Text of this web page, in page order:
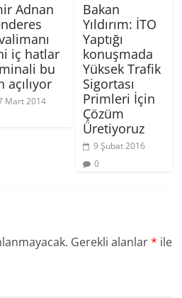
Adnan
iç hatlar
bu
açılıyor
Mart 2014
Bakan
Yıldırım: İTO
Yaptığı
konuşmada
Yüksek Trafik
Sigortası
Primleri İçin
Çözüm
Üretiyoruz
9 Şubat 2016
0
Gerekli alanlar* ile